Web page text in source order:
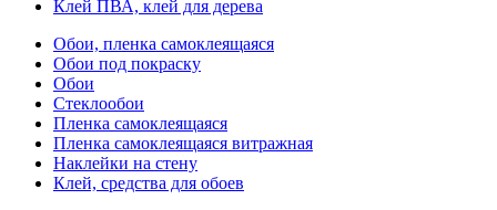
Клей ПВА, клей для дерева
Обои, пленка самоклеящаяся
Обои под покраску
Обои
Стеклообои
Пленка самоклеящаяся
Пленка самоклеящаяся витражная
Наклейки на стену
Клей, средства для обоев